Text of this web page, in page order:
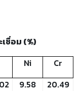
ชื่อม (%)
Ni
Cr
9.58 20.49